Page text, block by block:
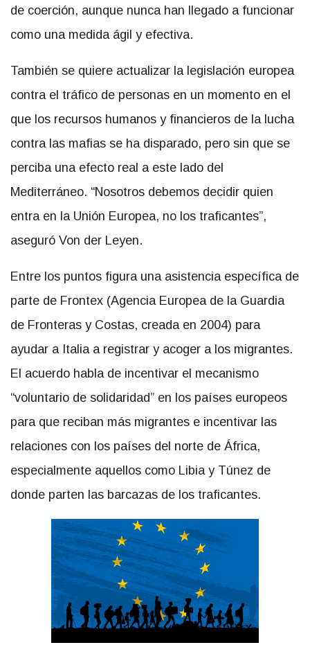
de coerción, aunque nunca han llegado a funcionar
como una medida ágil y efectiva.
También se quiere actualizar la legislación europea
contra el tráfico de personas en un momento en el
que los recursos humanos y financieros de la lucha
contra las mafias se ha disparado, pero sin que se
perciba una efecto real a este lado del
Mediterráneo. “Nosotros debemos decidir quien
entra en la Unión Europea, no los traficantes”,
aseguró Von der Leyen.
Entre los puntos figura una asistencia específica de
parte de Frontex (Agencia Europea de la Guardia
de Fronteras y Costas, creada en 2004) para
ayudar a Italia a registrar y acoger a los migrantes.
El acuerdo habla de incentivar el mecanismo
“voluntario de solidaridad” en los países europeos
para que reciban más migrantes e incentivar las
relaciones con los países del norte de África,
especialmente aquellos como Libia y Túnez de
donde parten las barcazas de los traficantes.